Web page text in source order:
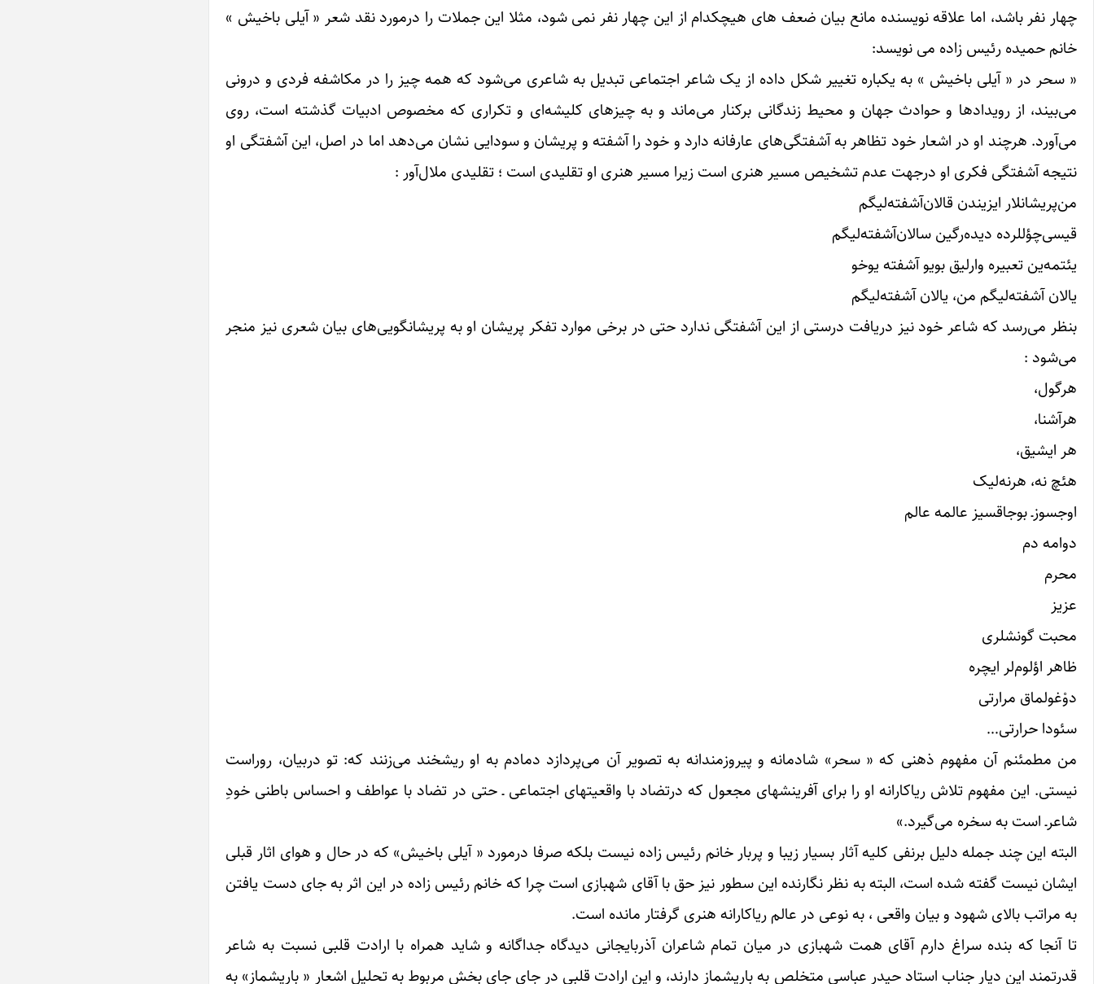
چهار نفر باشد، اما علاقه نویسنده مانع بیان ضعف های هیچکدام از این چهار نفر نمی شود، مثلا این جملات را درمورد نقد شعر « آیلی باخیش »
خانم حمیده رئیس زاده می نویسد:
« سحر در « آیلی باخیش » به یکباره تغییر شکل داده از یک شاعر اجتماعی تبدیل به شاعری می‌شود که همه ‌چیز را در مکاشفه فردی و درونی
می‌بیند، از رویدادها و حوادث جهان و محیط زندگانی برکنار می‌ماند و به چیزهای کلیشه‌ای و تکراری که مخصوص ادبیات گذشته است، روی
می‌آورد. هرچند او در اشعار خود تظاهر به آشفتگی‌های عارفانه دارد و خود را آشفته و پریشان و سودایی نشان می‌دهد اما در اصل، این آشفتگی او
نتیجه آشفتگی فکری او درجهت عدم تشخیص مسیر هنری است زیرا مسیر هنری او تقلیدی است ؛ تقلیدی ملال‌آور :
من‌پریشانلار ایزیندن قالان‌آشفته‌لیگم
قیسی‌چؤللرده دیده‌رگین سالان‌آشفته‌لیگم
یئتمه‌ین تعبیره وارلیق بویو آشفته یوخو
یالان آشفته‌لیگم من، یالان آشفته‌لیگم
بنظر می‌رسد که شاعر خود نیز دریافت درستی از این آشفتگی ندارد حتی در برخی موارد تفکر پریشان او به پریشانگویی‌های بیان شعری نیز منجر
می‌شود :
هرگول،
هرآشنا،
هر ایشیق،
هئچ نه، هرنه‌لیک
اوجسوزـ بوجاقسیز عالمه عالم
دوامه دم
محرم
عزیز
محبت گونشلری
ظاهر اؤلوم‌لر ایچره
دوْغولماق مرارتی
سئودا حرارتی…
من مطمئنم آن مفهوم ذهنی که « سحر» شادمانه و پیروزمندانه به تصویر آن می‌پردازد دمادم به او ریشخند می‌زنند که: تو دربیان، روراست
نیستی. این مفهوم تلاش ریاکارانه او را برای آفرینشهای مجعول که درتضاد با واقعیتهای اجتماعی ـ حتی در تضاد با عواطف و احساس باطنی خودِ
شاعرـ است به سخره می‌گیرد.»
البته این چند جمله دلیل برنفی کلیه آثار بسیار زیبا و پربار خانم رئیس زاده نیست بلکه صرفا درمورد « آیلی باخیش» که در حال و هوای اثار قبلی
ایشان نیست گفته شده است، البته به نظر نگارنده این سطور نیز حق با آقای شهبازی است چرا که خانم رئیس زاده در این اثر به جای دست یافتن
به مراتب بالای شهود و بیان واقعی ، به نوعی در عالم ریاکارانه هنری گرفتار مانده است.
تا آنجا که بنده سراغ دارم آقای همت شهبازی در میان تمام شاعران آذربایجانی دیدگاه جداگانه و شاید همراه با ارادت قلبی نسبت به شاعر
قدرتمند این دیار جناب استاد حیدر عباسی متخلص به باریشماز دارند، و این ارادت قلبی در جای جای بخش مربوط به تحلیل اشعار « باریشماز» به